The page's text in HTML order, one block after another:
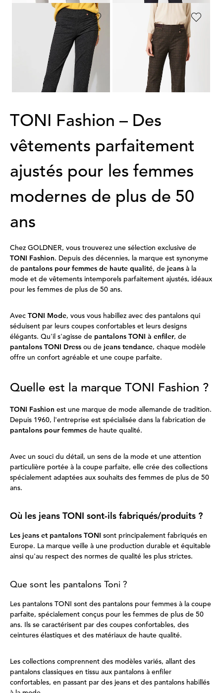
99,95 €
Meilleur prix sur 30 jours** : 69,97 €
119,95 €
Meilleur prix sur 30 jours** : 83,97 €
TONI Fashion – Des
vêtements parfaitement
ajustés pour les femmes
modernes de plus de 50
ans
Chez GOLDNER, vous trouverez une sélection exclusive de
TONI Fashion. Depuis des décennies, la marque est synonyme
de pantalons pour femmes de haute qualité, de jeans à la
mode et de vêtements intemporels parfaitement ajustés, idéaux
pour les femmes de plus de 50 ans.
Avec TONI Mode, vous vous habillez avec des pantalons qui
séduisent par leurs coupes confortables et leurs designs
élégants. Qu'il s'agisse de pantalons TONI à enfiler, de
pantalons TONI Dress ou de jeans tendance, chaque modèle
offre un confort agréable et une coupe parfaite.
Quelle est la marque TONI Fashion ?
TONI Fashion est une marque de mode allemande de tradition.
Depuis 1960, l'entreprise est spécialisée dans la fabrication de
pantalons pour femmes de haute qualité.
Avec un souci du détail, un sens de la mode et une attention
particulière portée à la coupe parfaite, elle crée des collections
spécialement adaptées aux souhaits des femmes de plus de 50
ans.
Où les jeans TONI sont-ils fabriqués/produits ?
Les jeans et pantalons TONI sont principalement fabriqués en
Europe. La marque veille à une production durable et équitable
ainsi qu'au respect des normes de qualité les plus strictes.
Que sont les pantalons Toni ?
Les pantalons TONI sont des pantalons pour femmes à la coupe
parfaite, spécialement conçus pour les femmes de plus de 50
ans. Ils se caractérisent par des coupes confortables, des
ceintures élastiques et des matériaux de haute qualité.
Les collections comprennent des modèles variés, allant des
pantalons classiques en tissu aux pantalons à enfiler
confortables, en passant par des jeans et des pantalons habillés